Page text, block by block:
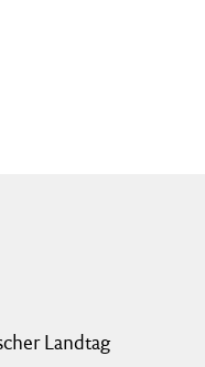
Landtag